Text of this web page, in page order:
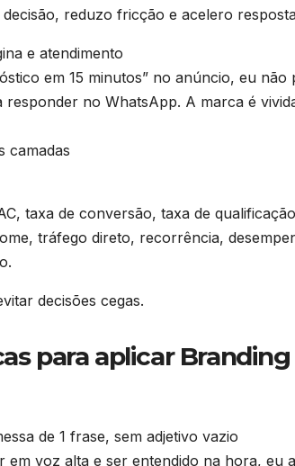
reduzo fricção e acelero
e atendimento
em 15 minutos” no anúncio, eu
no WhatsApp. A marca é
camadas
taxa de conversão, taxa de
tráfego direto, recorrência,
decisões cegas.
para aplicar
de 1 frase, sem adjetivo vazio
em voz alta e ser entendido na hora, eu